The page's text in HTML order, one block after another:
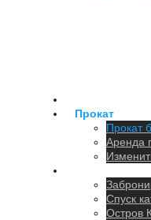
Прокат
Прокат
Аренда
Спуск
Остров